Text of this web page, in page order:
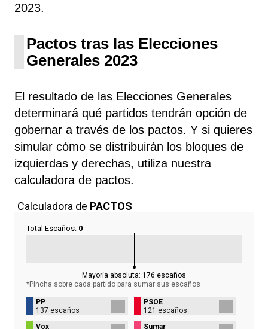
2023.
Pactos tras las Elecciones
Generales 2023
El resultado de las Elecciones Generales
determinará qué partidos tendrán opción de
gobernar a través de los pactos. Y si quieres
simular cómo se distribuirán los bloques de
izquierdas y derechas, utiliza nuestra
calculadora de pactos.
Calculadora de PACTOS
Total Escaños: 0
Mayoría absoluta: 176 escaños
*Pincha sobre cada partido para sumar sus escaños
PP
137 escaños
PSOE
121 escaños
Vox
Sumar